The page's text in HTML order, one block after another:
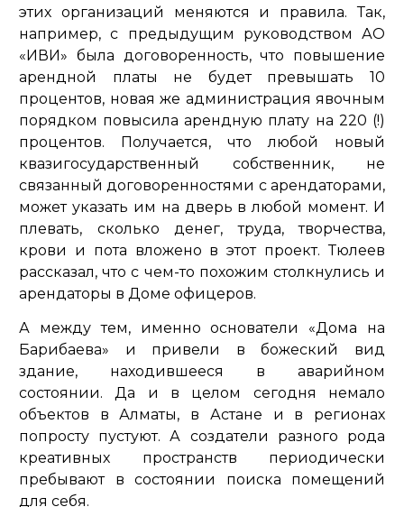
этих организаций меняются и правила. Так,
например, с предыдущим руководством АО
«ИВИ» была договоренность, что повышение
арендной платы не будет превышать 10
процентов, новая же администрация явочным
порядком повысила арендную плату на 220 (!)
процентов. Получается, что любой новый
квазигосударственный собственник, не
связанный договоренностями с арендаторами,
может указать им на дверь в любой момент. И
плевать, сколько денег, труда, творчества,
крови и пота вложено в этот проект. Тюлеев
рассказал, что с чем-то похожим столкнулись и
арендаторы в Доме офицеров.
А между тем, именно основатели «Дома на
Барибаева» и привели в божеский вид
здание, находившееся в аварийном
состоянии. Да и в целом сегодня немало
объектов в Алматы, в Астане и в регионах
попросту пустуют. А создатели разного рода
креативных пространств периодически
пребывают в состоянии поиска помещений
для себя.